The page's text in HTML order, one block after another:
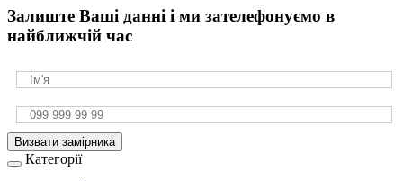
Залиште Ваші данні і ми зателефонуємо в
найближчій час
Визвати замірника
Категорії